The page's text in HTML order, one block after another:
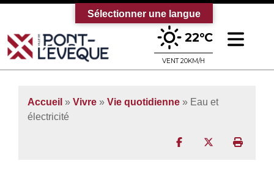
Bienvenue sur le site officiel de la
22°C
VENT 20KM/H
Accueil » Vivre » Vie quotidienne » Eau et
électricité
Partager surPartager sur
Sélectionner une langue